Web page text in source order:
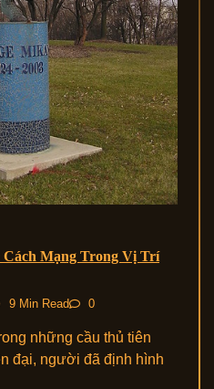
Cách Mạng Trong Vị Trí
9 Min Read 0
những cầu thủ tiên
đại, người đã định hình